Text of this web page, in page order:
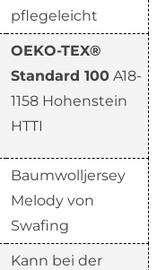
pflegeleicht
OEKO-TEX®
Standard 100 A18-
1158 Hohenstein
HTTI
Baumwolljersey
Melody von
Swafing
Kann bei der